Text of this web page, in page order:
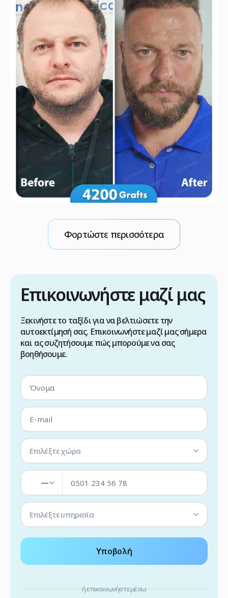
Φορτώστε περισσότερα
Επικοινωνήστε μαζί μας
Ξεκινήστε το ταξίδι για να βελτιώσετε την
αυτοεκτίμησή σας. Επικοινωνήστε μαζί μας σήμερα
και ας συζητήσουμε πώς μπορούμε να σας
βοηθήσουμε.
Επιλέξτε χώρα
—
Επιλέξτε υπηρεσία
Υποβολή
ή επικοινωνήστε μέσω